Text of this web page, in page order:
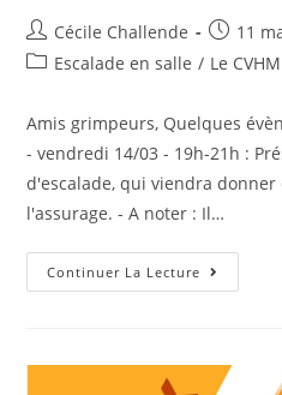
Cécile Challende
11
Escalade en salle / Le CVHM
Amis grimpeurs, Quelques
- vendredi 14/03 - 19h-21h :
d'escalade, qui viendra
l'assurage. - A noter : Il…
Continuer La Lecture